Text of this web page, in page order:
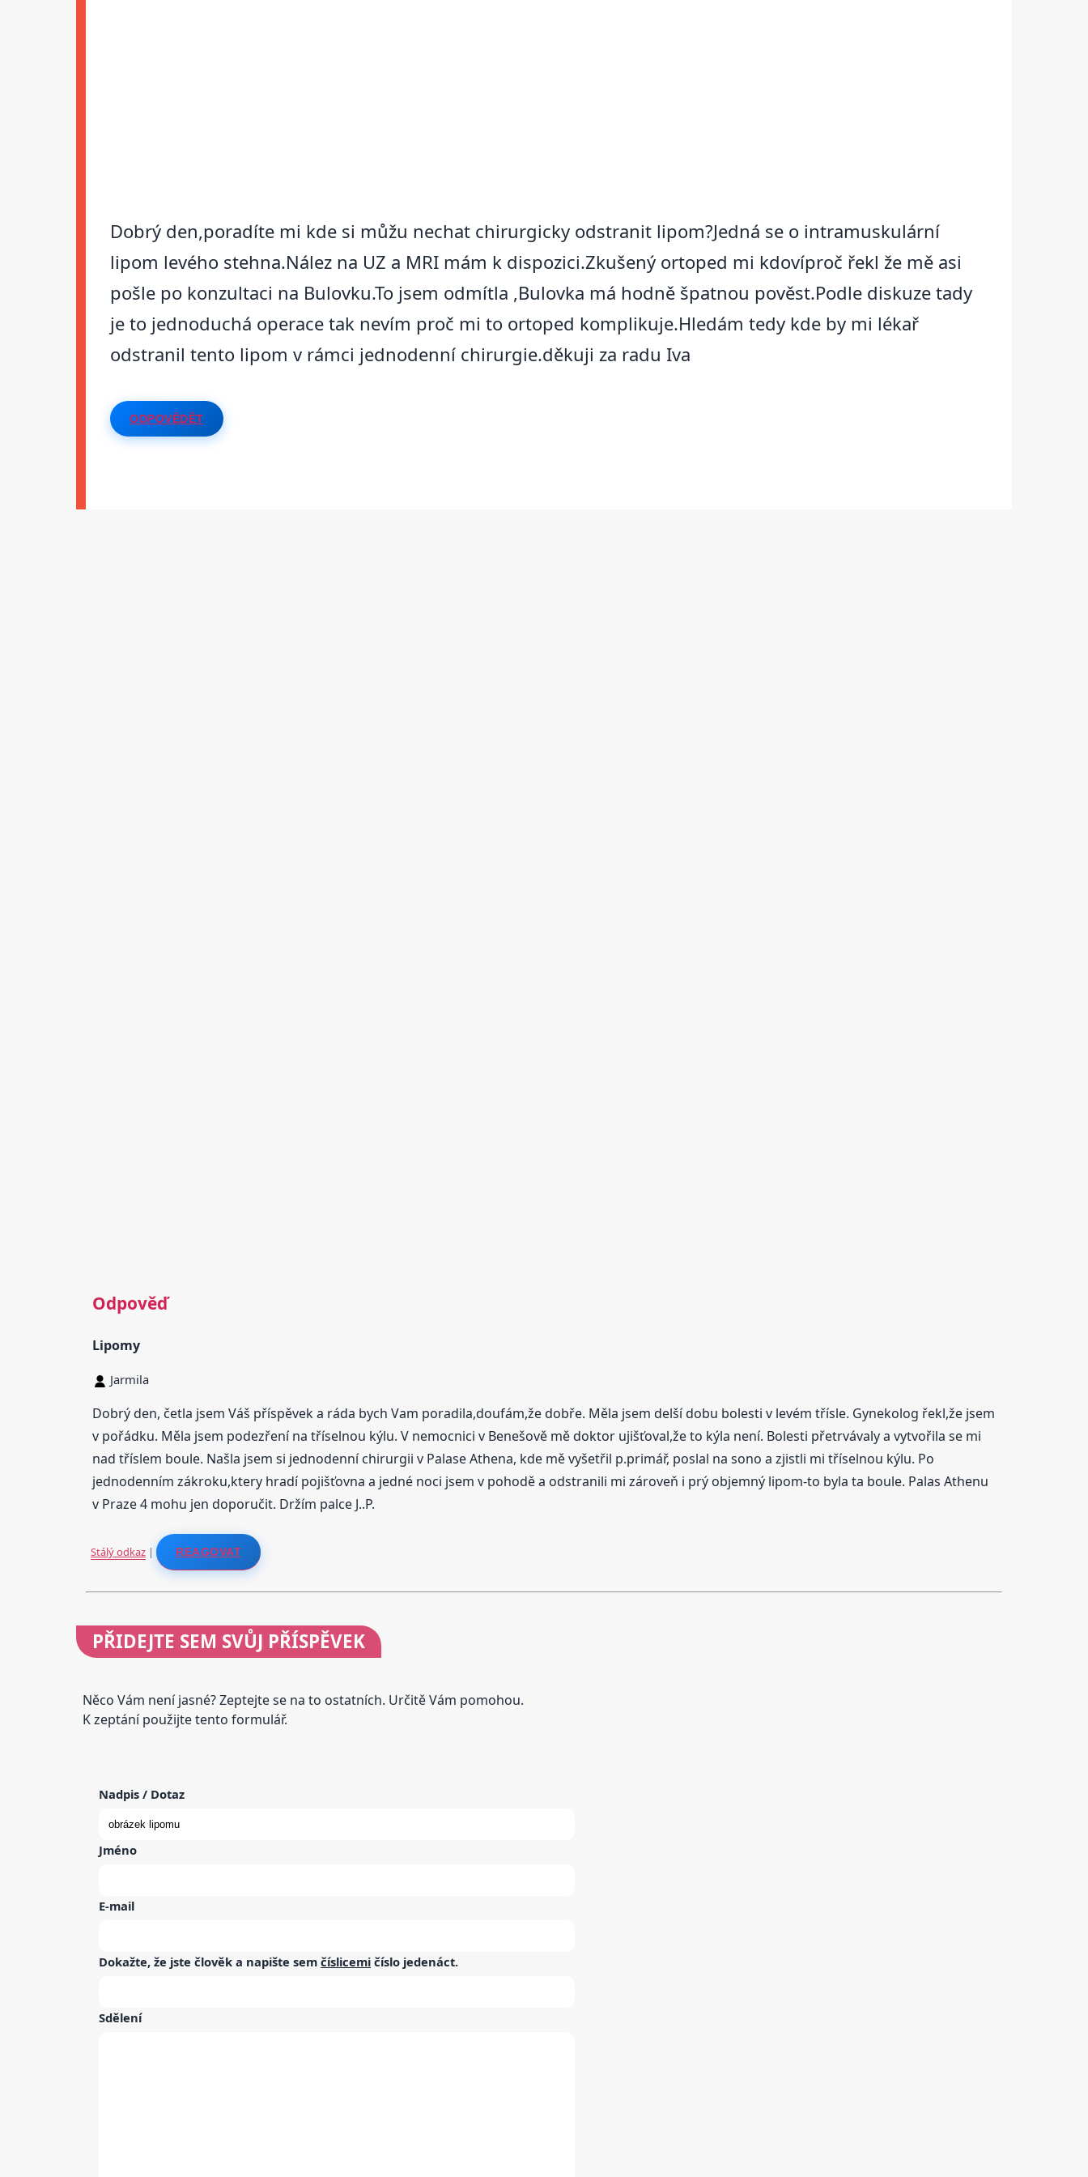
Dobrý den,poradíte mi kde si můžu nechat chirurgicky odstranit lipom?Jedná se o intramuskulární
lipom levého stehna.Nález na UZ a MRI mám k dispozici.Zkušený ortoped mi kdovíproč řekl že mě asi
pošle po konzultaci na Bulovku.To jsem odmítla ,Bulovka má hodně špatnou pověst.Podle diskuze tady
je to jednoduchá operace tak nevím proč mi to ortoped komplikuje.Hledám tedy kde by mi lékař
odstranil tento lipom v rámci jednodenní chirurgie.děkuji za radu Iva
ODPOVĚDĚT
Odpověď
Lipomy
Jarmila
Dobrý den, četla jsem Váš příspěvek a ráda bych Vam poradila,doufám,že dobře. Měla jsem delší dobu bolesti v levém třísle. Gynekolog řekl,že jsem
v pořádku. Měla jsem podezření na tříselnou kýlu. V nemocnici v Benešově mě doktor ujišťoval,že to kýla není. Bolesti přetrvávaly a vytvořila se mi
nad tříslem boule. Našla jsem si jednodenní chirurgii v Palase Athena, kde mě vyšetřil p.primář, poslal na sono a zjistli mi tříselnou kýlu. Po
jednodenním zákroku,ktery hradí pojišťovna a jedné noci jsem v pohodě a odstranili mi zároveň i prý objemný lipom-to byla ta boule. Palas Athenu
v Praze 4 mohu jen doporučit. Držím palce J..P.
Stálý odkaz | REAGOVAT
PŘIDEJTE SEM SVŮJ PŘÍSPĚVEK
Něco Vám není jasné? Zeptejte se na to ostatních. Určitě Vám pomohou.
K zeptání použijte tento formulář.
Nadpis / Dotaz
Jméno
E-mail
Dokažte, že jste člověk a napište semčíslicemi číslo jedenáct.
Sdělení